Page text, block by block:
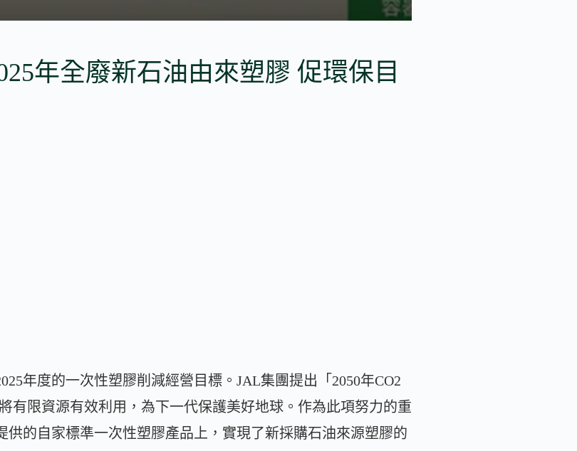
年全廢新石油由來塑膠 促環保目
年度的一次性塑膠削減經營目標。JAL集團提出「2050年CO2
有限資源有效利用，為下一代保護美好地球。作為此項努力的重
供的自家標準一次性塑膠產品上，實現了新採購石油來源塑膠的